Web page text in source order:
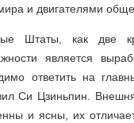
и двигателями
Штаты, как две
является
ответить на
Си Цзиньпин.
и ясны, их